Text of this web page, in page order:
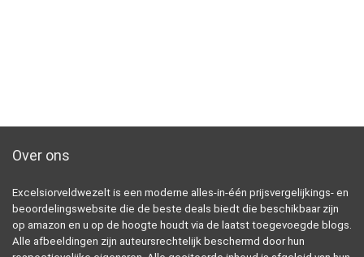
Over ons
Excelsiorveldwezelt is een moderne alles-in-één prijsvergelijkings- en
beoordelingswebsite die de beste deals biedt die beschikbaar zijn
op amazon en u op de hoogte houdt via de laatst toegevoegde blogs.
Alle afbeeldingen zijn auteursrechtelijk beschermd door hun